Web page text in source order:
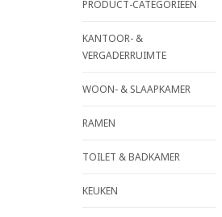
PRODUCT-CATEGORIEËN
KANTOOR- &
VERGADERRUIMTE
WOON- & SLAAPKAMER
RAMEN
TOILET & BADKAMER
KEUKEN